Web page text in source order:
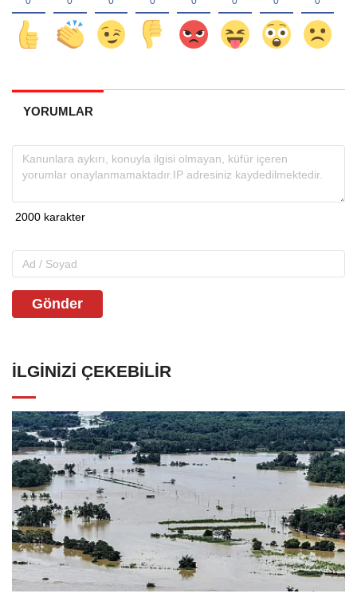
YORUMLAR
Gönder
İLGINIZI ÇEKEBILIR